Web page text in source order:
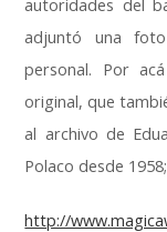
autoridades del
adjuntó una
personal. Por
original, que
al archivo de
Polaco desde
http://